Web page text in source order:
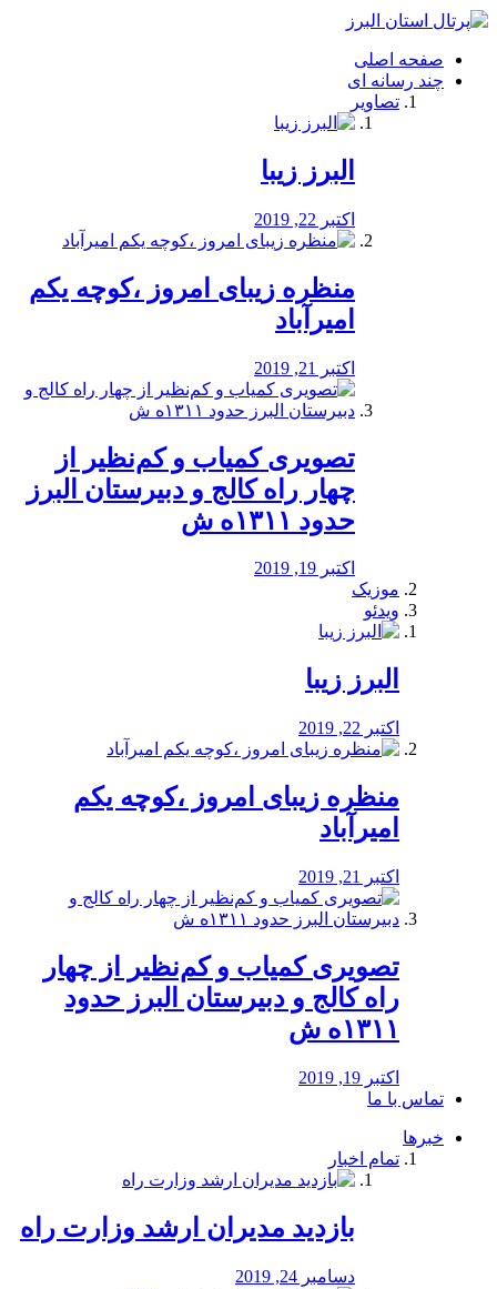
فصد
شرق
تهران
خشکشویی
صفحه اصلی
چند رسانه ای
تصاویر
البرز زیبا
اکتبر 22, 2019
منظره‌‌ زیبای امروز ،کوچه یکم
امیرآباد
اکتبر 21, 2019
️تصویری کمیاب و کم‌نظیر از
چهار راه كالج و دبيرستان البرز
حدود ۱۳۱۱ه ش
اکتبر 19, 2019
موزیک
ویدئو
البرز زیبا
اکتبر 22, 2019
منظره‌‌ زیبای امروز ،کوچه یکم
امیرآباد
اکتبر 21, 2019
️تصویری کمیاب و کم‌نظیر از چهار
راه كالج و دبيرستان البرز حدود
۱۳۱۱ه ش
اکتبر 19, 2019
تماس با ما
خبرها
تمام اخبار
بازدید مدیران ارشد وزارت راه
دسامبر 24, 2019